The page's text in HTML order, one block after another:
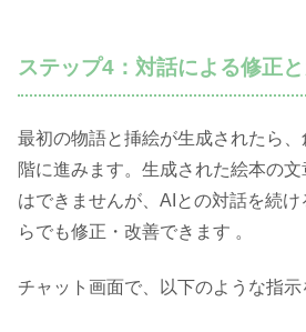
ステップ4：対話による修正
最初の物語と挿絵が生成されたら
階に進みます。生成された絵本の
はできませんが、AIとの対話を続け
らでも修正・改善できます 。
チャット画面で、以下のような指示